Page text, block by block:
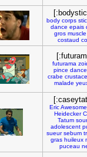
body corps
dance epais
gros muscle
costaud
futurama
pince dance
crabe crustace
malade
EricAwesome
Heidecker
Tatum
adolescent
sueur sebum
gras huileux
puceau